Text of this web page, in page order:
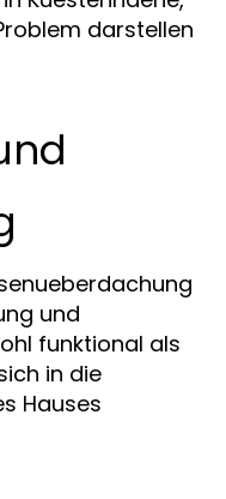
darstellen
und
funktional als
in die
Hauses